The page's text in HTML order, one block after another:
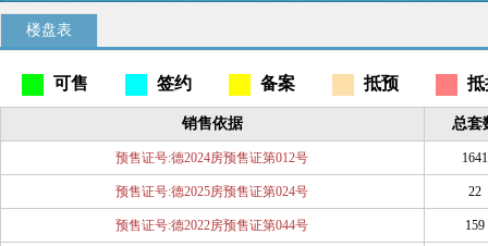
楼盘表
可售 签约 备案 抵预 抵
销售依据 总套
预售证号:德2024房预售证第012号 1641
预售证号:德2025房预售证第024号 22
预售证号:德2022房预售证第044号 159